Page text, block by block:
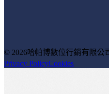
© 2026哈帕博數位行銷有限公
Privacy PolicyCookies